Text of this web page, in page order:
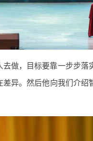
做，目标要靠一步步落
异。然后他向我们介